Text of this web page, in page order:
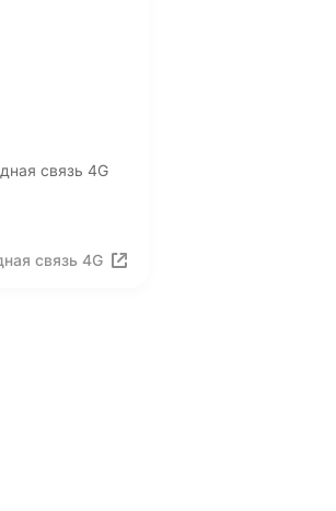
связь 4G
связь 4G